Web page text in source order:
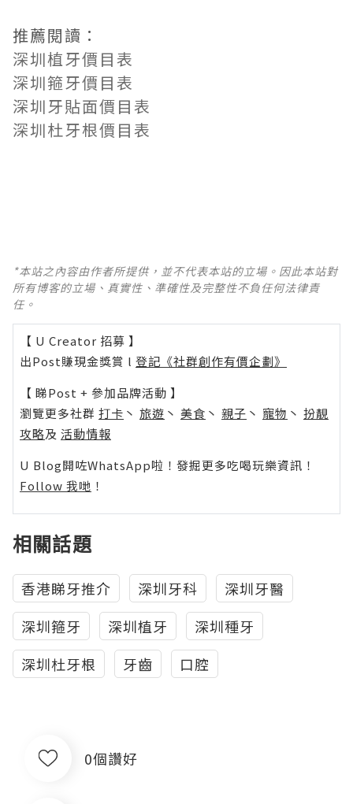
推薦閱讀：
深圳植牙價目表
深圳箍牙價目表
深圳牙貼面價目表
深圳杜牙根價目表
*本站之內容由作者所提供，並不代表本站的立場。因此本站對
所有博客的立場、真實性、準確性及完整性不負任何法律責
任。
【 U Creator 招募 】
出Post賺現金獎賞 l 登記《社群創作有價企劃》
【 睇Post + 參加品牌活動 】
瀏覽更多社群 打卡 丶 旅遊 丶 美食 丶 親子 丶 寵物 丶 扮靚
攻略及 活動情報
U Blog開咗WhatsApp啦！發掘更多吃喝玩樂資訊！
Follow 我哋 ！
相關話題
香港睇牙推介 深圳牙科
深圳牙醫
深圳箍牙
深圳植牙
深圳種牙
深圳杜牙根
牙齒 口腔
0個讚好